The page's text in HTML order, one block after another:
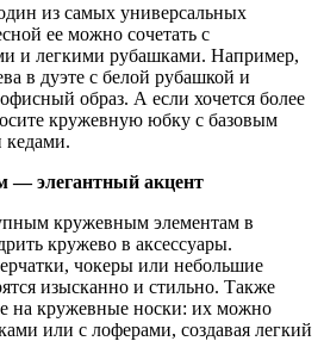
из самых универсальных
ее можно сочетать с
и легкими рубашками. Например,
в дуэте с белой рубашкой и
образ. А если хочется более
кружевную юбку с базовым
— элегантный акцент
кружевным элементам в
кружево в аксессуары.
чокеры или небольшие
изысканно и стильно. Также
на кружевные носки: их можно
или с лоферами, создавая легкий